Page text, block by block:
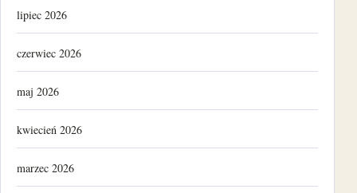
lipiec 2026
czerwiec 2026
maj 2026
kwiecień 2026
marzec 2026